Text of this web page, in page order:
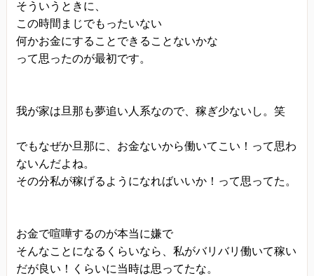
そういうときに、
この時間まじでもったいない
何かお金にすることできることないかな
って思ったのが最初です。
我が家は旦那も夢追い人系なので、稼ぎ少ないし。笑
でもなぜか旦那に、お金ないから働いてこい！って思わ
ないんだよね。
その分私が稼げるようになればいいか！って思ってた。
お金で喧嘩するのが本当に嫌で
そんなことになるくらいなら、私がバリバリ働いて稼い
だが良い！くらいに当時は思ってたな。